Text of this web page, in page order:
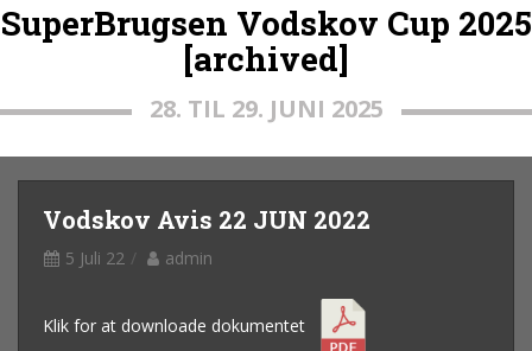
SuperBrugsen Vodskov Cup 2025
[archived]
28. TIL 29. JUNI 2025
Vodskov Avis 22 JUN 2022
5 Juli 22 admin
Klik for at downloade dokumentet